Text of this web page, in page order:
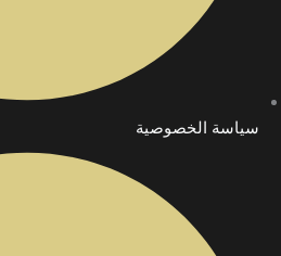
سياسة الخصوصية